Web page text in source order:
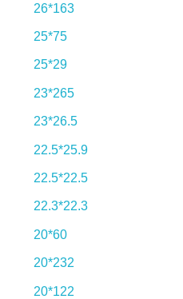
26*163
25*75
25*29
23*265
23*26.5
22.5*25.9
22.5*22.5
22.3*22.3
20*60
20*232
20*122